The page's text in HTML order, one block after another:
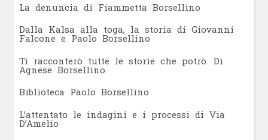
La denuncia di Fiammetta Borsellino
Dalla Kalsa alla toga, la storia di Giovanni
Falcone e Paolo Borsellino
Ti racconterò tutte le storie che potrò. Di
Agnese Borsellino
Biblioteca Paolo Borsellino
L’attentato le indagini e i processi di Via
D’Amelio